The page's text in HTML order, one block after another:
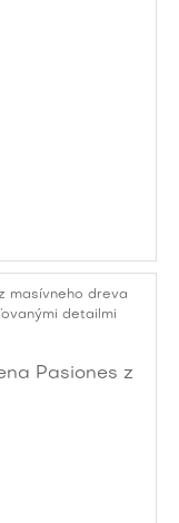
Pasiones z